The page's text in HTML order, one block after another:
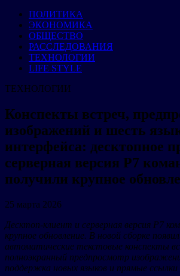
ПОЛИТИКА
ЭКОНОМИКА
ОБЩЕСТВО
РАССЛЕДОВАНИЯ
ТЕХНОЛОГИИ
LIFE STYLE
ТЕХНОЛОГИИ
Конспекты встреч,
изображений и шесть
интерфейса: десктопное
серверная версия Р7
получили крупное
25 марта 2026
Десктоп-клиент и серверная версия Р7
крупное обновление. В новой сборке
автоматические текстовые конспекты
полноэкранный предпросмотр
поддержка новых языков и прямые